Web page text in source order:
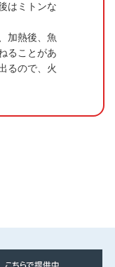
はミトンな
加熱後、魚
ることがあ
るので、火